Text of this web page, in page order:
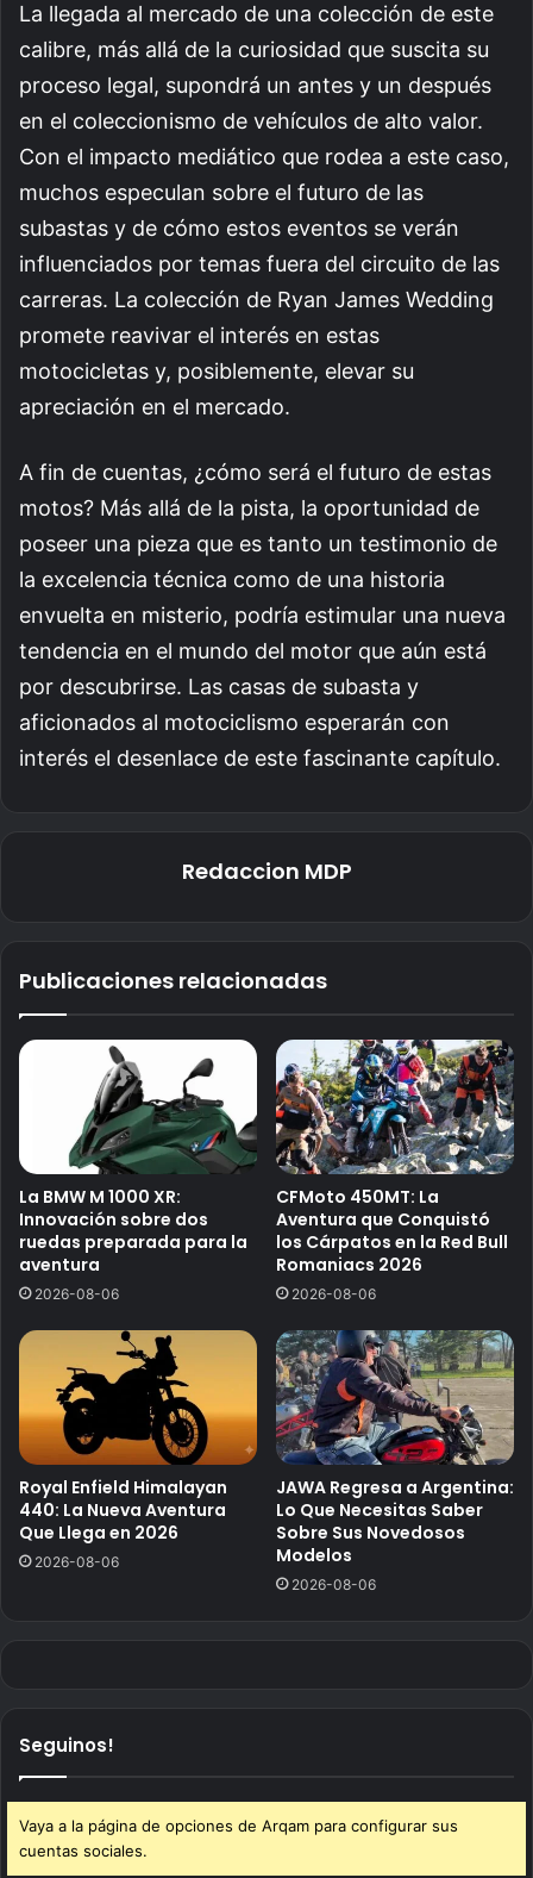
La llegada al mercado de una colección de este
calibre, más allá de la curiosidad que suscita su
proceso legal, supondrá un antes y un después
en el coleccionismo de vehículos de alto valor.
Con el impacto mediático que rodea a este caso,
muchos especulan sobre el futuro de las
subastas y de cómo estos eventos se verán
influenciados por temas fuera del circuito de las
carreras. La colección de Ryan James Wedding
promete reavivar el interés en estas
motocicletas y, posiblemente, elevar su
apreciación en el mercado.
A fin de cuentas, ¿cómo será el futuro de estas
motos? Más allá de la pista, la oportunidad de
poseer una pieza que es tanto un testimonio de
la excelencia técnica como de una historia
envuelta en misterio, podría estimular una nueva
tendencia en el mundo del motor que aún está
por descubrirse. Las casas de subasta y
aficionados al motociclismo esperarán con
interés el desenlace de este fascinante capítulo.
Redaccion MDP
Publicaciones relacionadas
La BMW M 1000 XR:
Innovación sobre dos
ruedas preparada para la
aventura
2026-08-06
CFMoto 450MT: La
Aventura que Conquistó
los Cárpatos en la Red Bull
Romaniacs 2026
2026-08-06
Royal Enfield Himalayan
440: La Nueva Aventura
Que Llega en 2026
2026-08-06
JAWA Regresa a Argentina:
Lo Que Necesitas Saber
Sobre Sus Novedosos
Modelos
2026-08-06
Seguinos!
Vaya a la página de opciones de Arqam para configurar sus
cuentas sociales.